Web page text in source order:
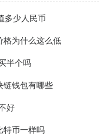
多少人民币
格为什么这么低
半个吗
链钱包有哪些
好
特币一样吗